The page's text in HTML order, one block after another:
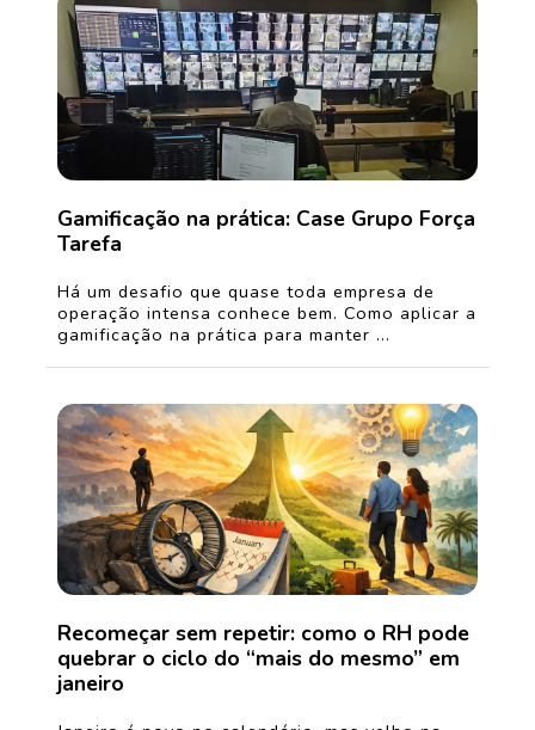
Gamificação na prática: Case Grupo Força
Tarefa
Há um desafio que quase toda empresa de
operação intensa conhece bem. Como aplicar a
gamificação na prática para manter ...
Recomeçar sem repetir: como o RH pode
quebrar o ciclo do “mais do mesmo” em
janeiro